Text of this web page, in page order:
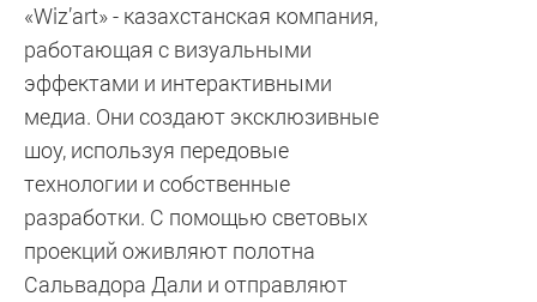
«Wiz’art» - казахстанская компания,
работающая с визуальными
эффектами и интерактивными
медиа. Они создают эксклюзивные
шоу, используя передовые
технологии и собственные
разработки. С помощью световых
проекций оживляют полотна
Сальвадора Дали и отправляют